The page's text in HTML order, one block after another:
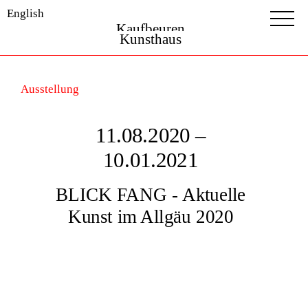
Kaufbeuren
Kunsthaus
English
Ausstellung
11.08.2020 –
10.01.2021
BLICK FANG - Aktuelle
Kunst im Allgäu 2020